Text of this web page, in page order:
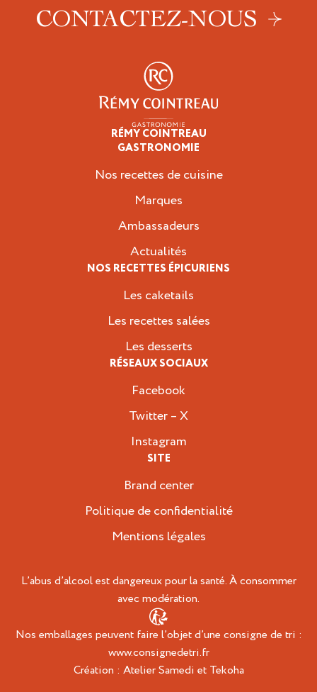
CONTACTEZ-NOUS
RÉMY COINTREAU
GASTRONOMIE
Nos recettes de cuisine
Marques
Ambassadeurs
Actualités
NOS RECETTES ÉPICURIENS
Les caketails
Les recettes salées
Les desserts
RÉSEAUX SOCIAUX
Facebook
Twitter – X
Instagram
SITE
Brand center
Politique de confidentialité
Mentions légales
L’abus d’alcool est dangereux pour la santé. À consommer
avec modération.
Nos emballages peuvent faire l’objet d’une consigne de tri :
www.consignedetri.fr
Création : Atelier Samedi et Tekoha